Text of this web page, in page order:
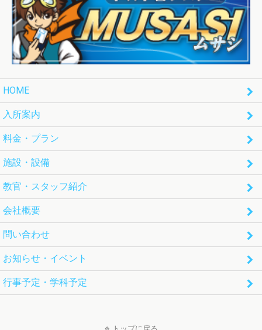
HOME
入所案内
料金・プラン
施設・設備
教官・スタッフ紹介
会社概要
問い合わせ
お知らせ・イベント
行事予定・学科予定